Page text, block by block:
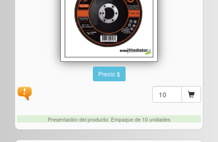
Precio $
Presentación del producto: Empaque de 10 unidades